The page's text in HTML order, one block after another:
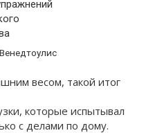
весом, такой итог
которые испытывал
с делами по дому.